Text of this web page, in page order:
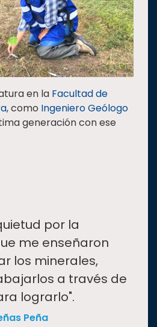
en la Facultad de
, como Ingeniero Geólogo
generación con ese
por la
me enseñaron
los minerales,
a través de
lograrlo".
Peña